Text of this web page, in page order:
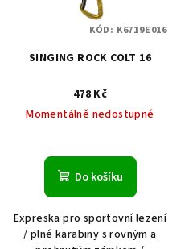
SINGING ROCK COLT 16
478 Kč
Momentálně nedostupné
Do košíku
Expreska pro sportovní lezení
/ plné karabiny s rovným a
KÓD: K6719E016